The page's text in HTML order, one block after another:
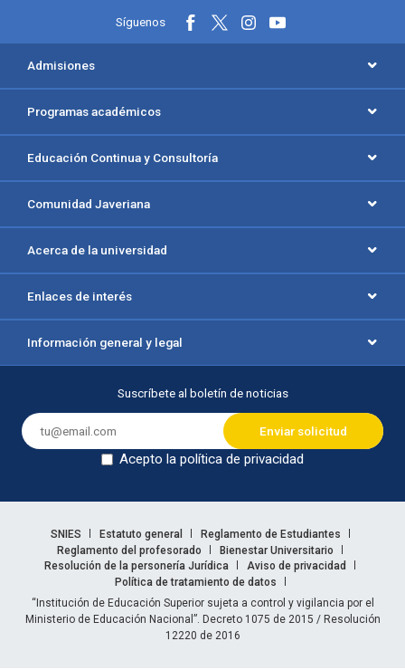
Síguenos
Menú principal del footer
Admisiones
Programas académicos
Educación Continua y Consultoría
Comunidad Javeriana
Acerca de la universidad
Enlaces de interés
Información general y legal
Suscríbete al boletín de noticias
Acepto la política de privacidad
Enlaces legales
SNIES Estatuto general
Reglamento de Estudiantes
Reglamento del profesorado
Bienestar Universitario
Resolución de la personería Jurídica
Aviso de privacidad
Política de tratamiento de datos
Información legal
“Institución de Educación Superior sujeta a control y vigilancia por el
Ministerio de Educación Nacional”. Decreto 1075 de 2015 / Resolución
12220 de 2016